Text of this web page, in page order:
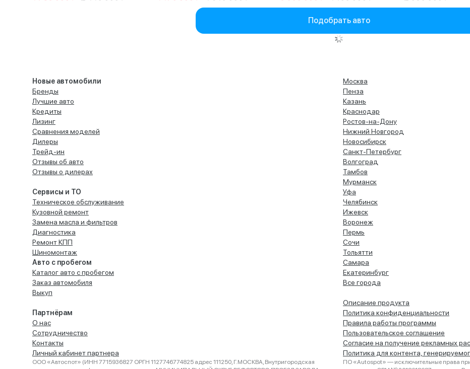
Подобрать авто
Новые автомобили
Бренды
Лучшие авто
Кредиты
Лизинг
Сравнения моделей
Дилеры
Трейд-ин
Отзывы об авто
Отзывы о дилерах
Сервисы и ТО
Техническое обслуживание
Кузовной ремонт
Замена масла и фильтров
Диагностика
Ремонт КПП
Шиномонтаж
Авто с пробегом
Каталог авто с пробегом
Заказ автомобиля
Выкуп
Партнёрам
О нас
Сотрудничество
Контакты
Личный кабинет партнера
Москва
Пенза
Казань
Краснодар
Ростов-на-Дону
Нижний Новгород
Новосибирск
Санкт-Петербург
Волгоград
Тамбов
Мурманск
Уфа
Челябинск
Ижевск
Воронеж
Пермь
Сочи
Тольятти
Самара
Екатеринбург
Все города
Описание продукта
Политика конфиденциальности
Правила работы программы
Пользовательское соглашение
Согласие на получение рекламных
Политика для контента,
ООО «Автоспот» (ИНН 7715936827 ОРГН 1127746774825 адрес 111250, Г.МОСКВА, Внутригородская
ПО «Autospot» — исключительные права